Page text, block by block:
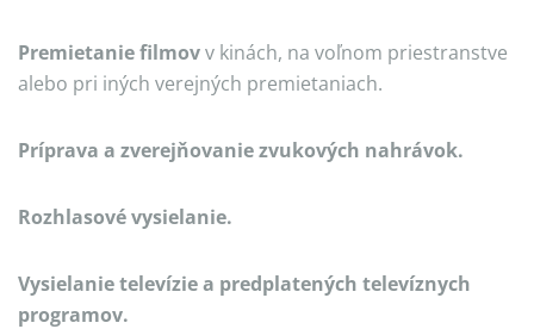
Premietanie filmovv kinách, na voľnom priestranstve
alebo pri iných verejných premietaniach.
Príprava a zverejňovanie zvukových nahrávok.
Rozhlasové vysielanie.
Vysielanie televízie a predplatených televíznych
programov.